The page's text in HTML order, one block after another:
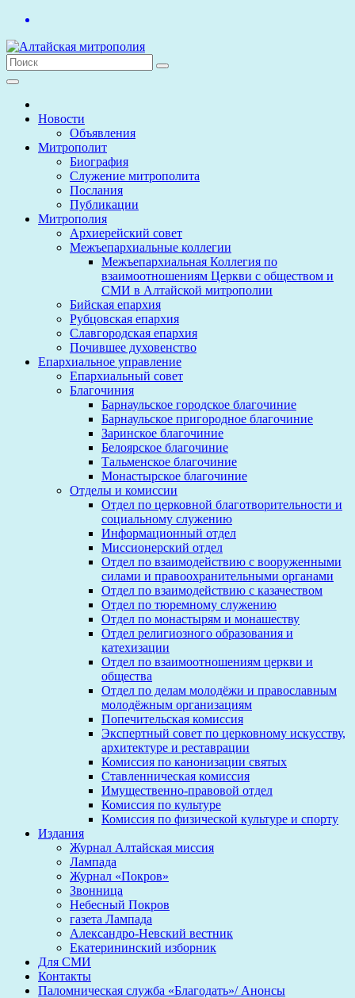
Перейти
содержимому
Новости
Объявления
Митрополит
Биография
Служение митрополита
Послания
Публикации
Митрополия
Архиерейский совет
Межъепархиальные коллегии
Межъепархиальная Коллегия по
взаимоотношениям Церкви с обществом и
СМИ в Алтайской митрополии
Бийская епархия
Рубцовская епархия
Славгородская епархия
Почившее духовенство
Епархиальное управление
Епархиальный совет
Благочиния
Барнаульское городское благочиние
Барнаульское пригородное благочиние
Заринское благочиние
Белоярское благочиние
Тальменское благочиние
Монастырское благочиние
Отделы и комиссии
Отдел по церковной благотворительности и
социальному служению
Информационный отдел
Миссионерский отдел
Отдел по взаимодействию с вооруженными
силами и правоохранительными органами
Отдел по взаимодействию с казачеством
Отдел по тюремному служению
Отдел по монастырям и монашеству
Отдел религиозного образования и
катехизации
Отдел по взаимоотношениям церкви и
общества
Отдел по делам молодёжи и православным
молодёжным организациям
Попечительская комиссия
Экспертный совет по церковному искусству,
архитектуре и реставрации
Комиссия по канонизации святых
Ставленническая комиссия
Имущественно-правовой отдел
Комиссия по культуре
Комиссия по физической культуре и спорту
Издания
Журнал Алтайская миссия
Лампада
Журнал «Покров»
Звонница
Небесный Покров
газета Лампада
Александро-Невский вестник
Екатерининский изборник
Для СМИ
Контакты
Паломническая служба «Благодать»/ Анонсы